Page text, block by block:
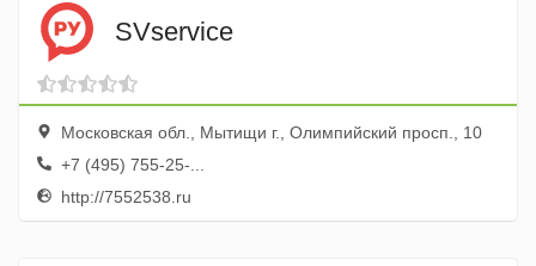
SVservice
Московская обл., Мытищи г., Олимпийский просп., 10
+7 (495) 755-25-...
http://7552538.ru